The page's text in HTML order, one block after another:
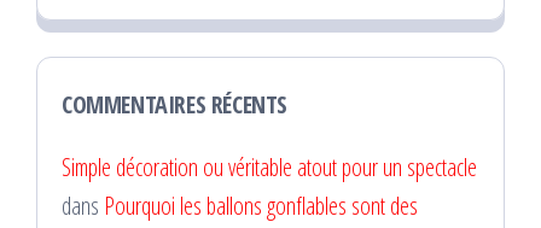
COMMENTAIRES RÉCENTS
Simple décoration ou véritable atout pour un spectacle
dans Pourquoi les ballons gonflables sont des